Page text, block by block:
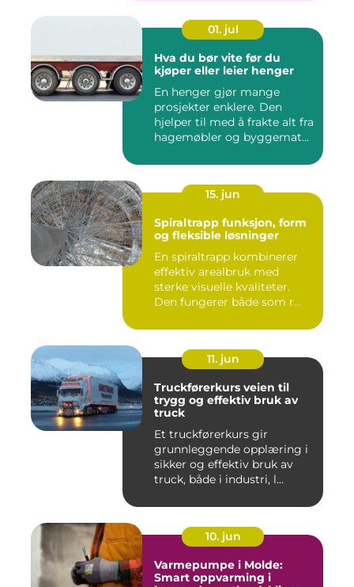
01. jul
Hva du bør vite før du
kjøper eller leier henger
En henger gjør mange
prosjekter enklere. Den
hjelper til med å frakte alt fra
hagemøbler og byggemat...
15. jun
Spiraltrapp funksjon, form
og fleksible løsninger
En spiraltrapp kombinerer
effektiv arealbruk med
sterke visuelle kvaliteter.
Den fungerer både som r...
11. jun
Truckførerkurs veien til
trygg og effektiv bruk av
truck
Et truckførerkurs gir
grunnleggende opplæring i
sikker og effektiv bruk av
truck, både i industri, l...
10. jun
Varmepumpe i Molde:
Smart oppvarming i